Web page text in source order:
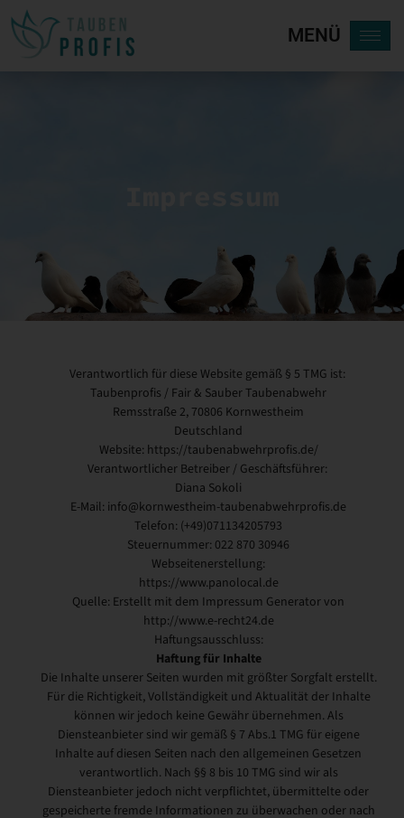
MENÜ
Verantwortlich für diese Website gemäß § 5 TMG ist:
Taubenprofis / Fair & Sauber Taubenabwehr
Remsstraße 2, 70806 Kornwestheim
Deutschland
Website: https://taubenabwehrprofis.de/
Verantwortlicher Betreiber / Geschäftsführer:
Diana Sokoli
E-Mail: info@kornwestheim-taubenabwehrprofis.de
Telefon: (+49)071134205793
Steuernummer: 022 870 30946
Webseitenerstellung:
https://www.panolocal.de
Quelle: Erstellt mit dem Impressum Generator von
http://www.e-recht24.de
Haftungsausschluss:
Haftung für Inhalte
Die Inhalte unserer Seiten wurden mit größter Sorgfalt erstellt.
Für die Richtigkeit, Vollständigkeit und Aktualität der Inhalte
können wir jedoch keine Gewähr übernehmen. Als
Diensteanbieter sind wir gemäß § 7 Abs.1 TMG für eigene
Inhalte auf diesen Seiten nach den allgemeinen Gesetzen
verantwortlich. Nach §§ 8 bis 10 TMG sind wir als
Diensteanbieter jedoch nicht verpflichtet, übermittelte oder
gespeicherte fremde Informationen zu überwachen oder nach